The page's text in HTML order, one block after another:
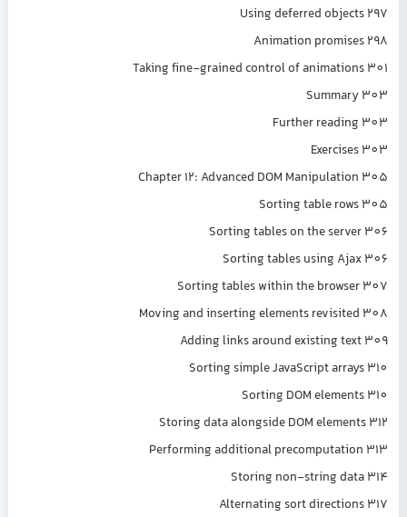
Using deferred
Animation
Taking fine-grained control of
Further
Chapter 12: Advanced DOM
Sorting table
Sorting tables on the
Sorting tables using
Sorting tables within the
Moving and inserting elements
Adding links around existing
Sorting simple JavaScript
Sorting DOM
Storing data alongside DOM
Performing additional
Storing non-string
Alternating sort